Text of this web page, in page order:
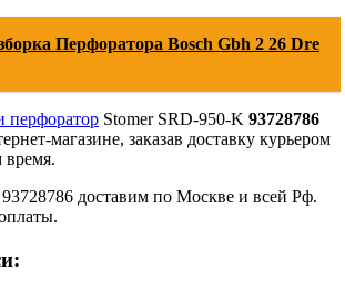
Перфоратора Bosch Gbh 2 26 Dre
перфоратор Stomer SRD-950-K 93728786
магазине, заказав доставку курьером
время.
доставим по Москве и всей Рф.